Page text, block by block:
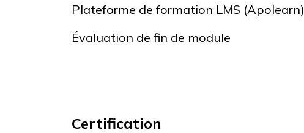
Plateforme de formation LMS (Apolearn)
Évaluation de fin de module
Certification